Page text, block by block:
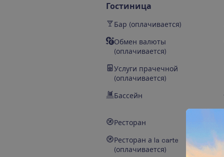
Гостиница
Бар (оплачивается)
Обмен валюты
(оплачивается)
Услуги прачечной
(оплачивается)
Бассейн
Ресторан
Ресторан а la carte
(оплачивается)